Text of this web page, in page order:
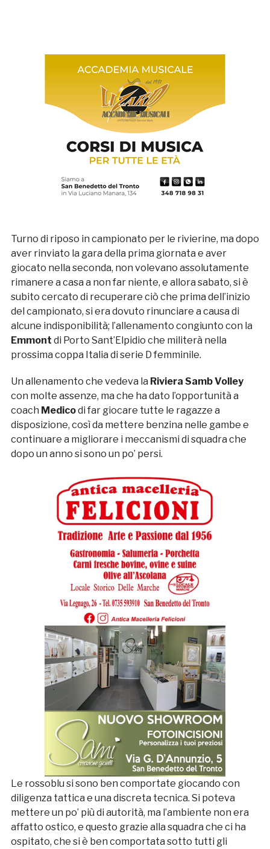
Turno di riposo in campionato per le rivierine, ma dopo
aver rinviato la gara della prima giornata e aver
giocato nella seconda, non volevano assolutamente
rimanere a casa a non far niente, e allora sabato, si è
subito cercato di recuperare ciò che prima dell’inizio
del campionato, si era dovuto rinunciare a causa di
alcune indisponibilità; l’allenamento congiunto con la
Emmont di Porto Sant’Elpidio che militerà nella
prossima coppa Italia di serie D femminile.
Un allenamento che vedeva la Riviera Samb Volley
con molte assenze, ma che ha dato l’opportunità a
coach Medicodi far giocare tutte le ragazze a
disposizione, così da mettere benzina nelle gambe e
continuare a migliorare i meccanismi di squadra che
dopo un anno si sono un po’ persi.
Le rossoblu si sono ben comportate giocando con
diligenza tattica e una discreta tecnica. Si poteva
mettere un po’ più di autorità, ma l’ambiente non era
affatto ostico, e questo grazie alla squadra che ci ha
ospitato, che si è ben comportata sotto tutti gli